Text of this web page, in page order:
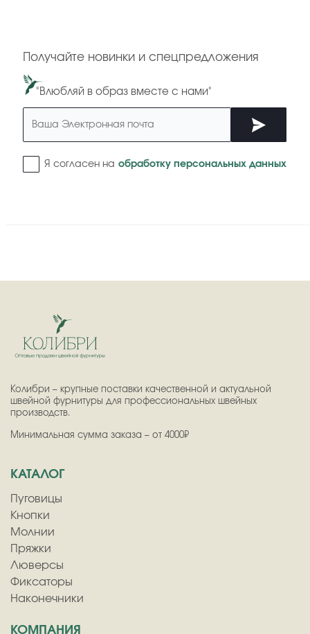
Получайте новинки и спецпредложения
"Влюбляй в образ вместе с нами"
Я согласен на обработку персональных данных
Колибри – крупные поставки качественной и актуальной
швейной фурнитуры для профессиональных швейных
производств.
Минимальная сумма заказа – от 4000₽
КАТАЛОГ
Пуговицы
Кнопки
Молнии
Пряжки
Люверсы
Фиксаторы
Наконечники
КОМПАНИЯ